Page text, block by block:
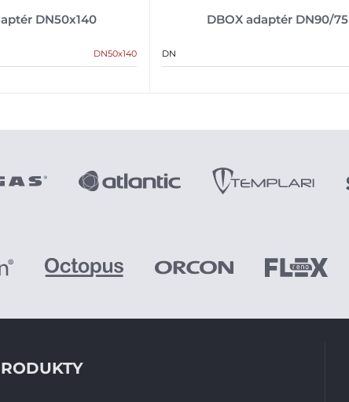
DN50x140
DN50x140
DBOX adaptér DN90/75
DN